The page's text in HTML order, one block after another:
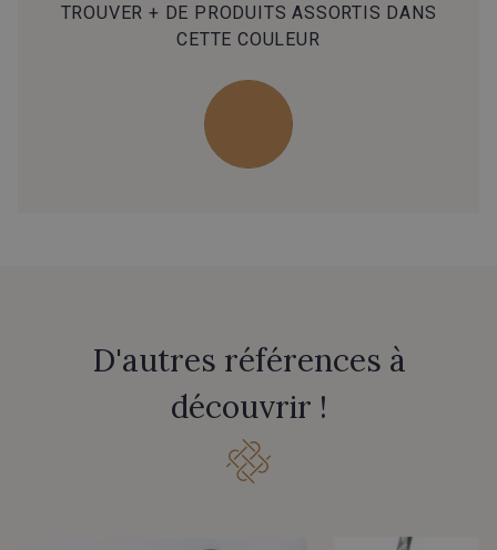
TROUVER + DE PRODUITS ASSORTIS DANS
CETTE COULEUR
D'autres références à
découvrir !